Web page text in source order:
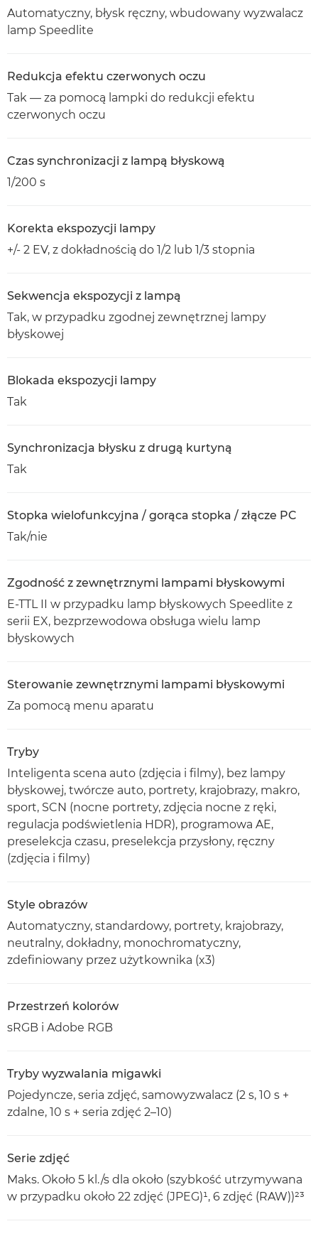
Automatyczny, błysk ręczny, wbudowany wyzwalacz
lamp Speedlite
Redukcja efektu czerwonych oczu
Tak — za pomocą lampki do redukcji efektu
czerwonych oczu
Czas synchronizacji z lampą błyskową
1/200 s
Korekta ekspozycji lampy
+/- 2 EV, z dokładnością do 1/2 lub 1/3 stopnia
Sekwencja ekspozycji z lampą
Tak, w przypadku zgodnej zewnętrznej lampy
błyskowej
Blokada ekspozycji lampy
Tak
Synchronizacja błysku z drugą kurtyną
Tak
Stopka wielofunkcyjna / gorąca stopka / złącze PC
Tak/nie
Zgodność z zewnętrznymi lampami błyskowymi
E-TTL II w przypadku lamp błyskowych Speedlite z
serii EX, bezprzewodowa obsługa wielu lamp
błyskowych
Sterowanie zewnętrznymi lampami błyskowymi
Za pomocą menu aparatu
Tryby
Inteligenta scena auto (zdjęcia i filmy), bez lampy
błyskowej, twórcze auto, portrety, krajobrazy, makro,
sport, SCN (nocne portrety, zdjęcia nocne z ręki,
regulacja podświetlenia HDR), programowa AE,
preselekcja czasu, preselekcja przysłony, ręczny
(zdjęcia i filmy)
Style obrazów
Automatyczny, standardowy, portrety, krajobrazy,
neutralny, dokładny, monochromatyczny,
zdefiniowany przez użytkownika (x3)
Przestrzeń kolorów
sRGB i Adobe RGB
Tryby wyzwalania migawki
Pojedyncze, seria zdjęć, samowyzwalacz (2 s, 10 s +
zdalne, 10 s + seria zdjęć 2–10)
Serie zdjęć
Maks. Około 5 kl./s dla około (szybkość utrzymywana
w przypadku około 22 zdjęć (JPEG)¹, 6 zdjęć (RAW))²³